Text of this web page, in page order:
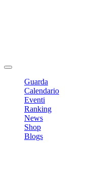
Guarda
Calendario
Eventi
Ranking
News
Shop
Blogs